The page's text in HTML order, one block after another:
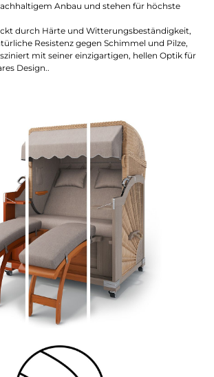
Anbau und stehen für höchste
durch Härte und Witterungsbeständigkeit,
Resistenz gegen Schimmel und Pilze,
mit seiner einzigartigen, hellen Optik für
Design..